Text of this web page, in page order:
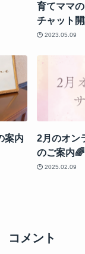
育てママ
チャット
2023.05.09
案内
2月のオン
のご案内🌈
2025.02.09
コメント